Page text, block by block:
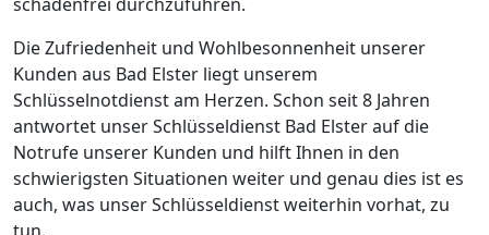
Die Zufriedenheit und Wohlbesonnenheit unserer
Kunden aus Bad Elster liegt unserem
Schlüsselnotdienst am Herzen. Schon seit 8 Jahren
antwortet unser Schlüsseldienst Bad Elster auf die
Notrufe unserer Kunden und hilft Ihnen in den
schwierigsten Situationen weiter und genau dies ist es
auch, was unser Schlüsseldienst weiterhin vorhat, zu
tun.